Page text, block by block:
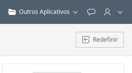
Outros Aplicativos Feedback
Redefinir